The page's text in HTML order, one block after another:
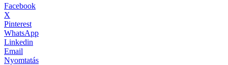
Facebook
X
Pinterest
WhatsApp
Linkedin
Email
Nyomtatás